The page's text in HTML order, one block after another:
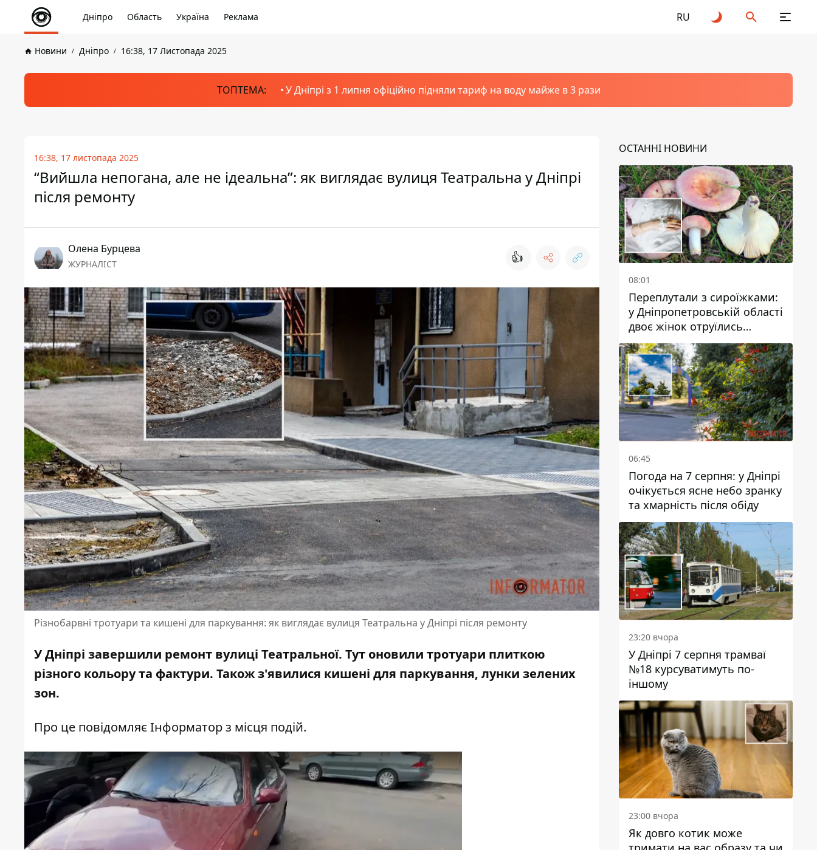
Дніпро Область Україна Реклама RU
Новини Дніпро 16:38, 17 Листопада 2025
ТОПТЕМА: У Дніпрі з 1 липня офіційно підняли тариф на воду майже в 3 рази
16:38, 17 листопада 2025
“Вийшла непогана, але не ідеальна”: як виглядає вулиця Театральна у Дніпрі
після ремонту
Олена Бурцева
ЖУРНАЛІСТ 👍
Різнобарвні тротуари та кишені для паркування: як виглядає вулиця Театральна у Дніпрі після ремонту
У Дніпрі завершили ремонт вулиці Театральної. Тут оновили тротуари плиткою
різного кольору та фактури. Також з'явилися кишені для паркування, лунки зелених
зон.
Про це повідомляє Інформатор з місця подій.
ОСТАННІ НОВИНИ
08:01
Переплутали з сироїжками:
у Дніпропетровській області
двоє жінок отруїлись
грибами
06:45
Погода на 7 серпня: у Дніпрі
очікується ясне небо зранку
та хмарність після обіду
23:20 вчора
У Дніпрі 7 серпня трамваї
№18 курсуватимуть по-
іншому
23:00 вчора
Як довго котик може